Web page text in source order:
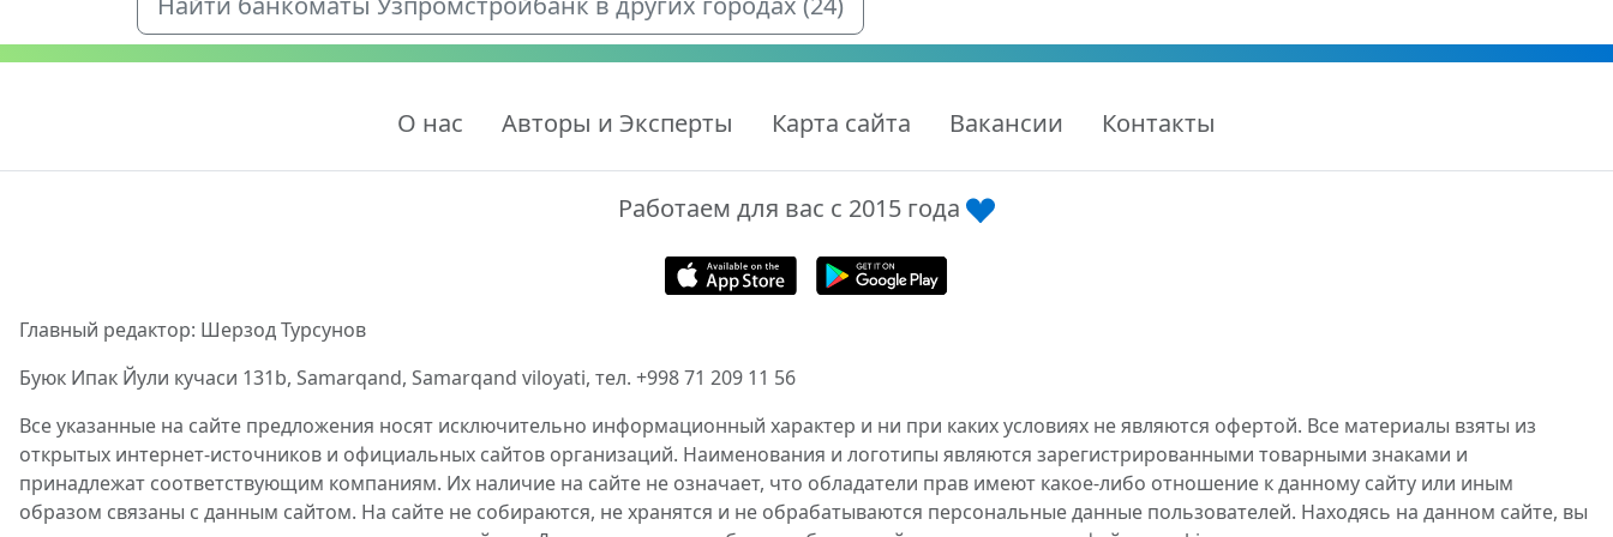
О нас Авторы и Эксперты Карта сайта Вакансии Контакты
Работаем для вас с 2015 года
Главный редактор: Шерзод Турсунов
Буюк Ипак Йули кучаси 131b, Samarqand, Samarqand viloyati, тел. +998 71 209 11 56
Все указанные на сайте предложения носят исключительно информационный характер и ни при каких условиях не являются офертой. Все материалы взяты из
открытых интернет-источников и официальных сайтов организаций. Наименования и логотипы являются зарегистрированными товарными знаками и
принадлежат соответствующим компаниям. Их наличие на сайте не означает, что обладатели прав имеют какое-либо отношение к данному сайту или иным
образом связаны с данным сайтом. На сайте не собираются, не хранятся и не обрабатываются персональные данные пользователей. Находясь на данном сайте, вы